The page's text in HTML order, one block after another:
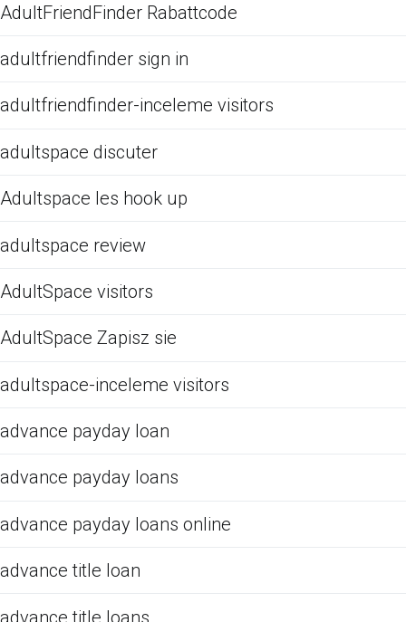
AdultFriendFinder Rabattcode
adultfriendfinder sign in
adultfriendfinder-inceleme visitors
adultspace discuter
Adultspace les hook up
adultspace review
AdultSpace visitors
AdultSpace Zapisz sie
adultspace-inceleme visitors
advance payday loan
advance payday loans
advance payday loans online
advance title loan
advance title loans